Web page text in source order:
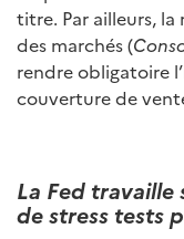
titre. Par ailleurs, la
des marchés (
rendre obligatoire
couverture de
La Fed travaille
de stress tests